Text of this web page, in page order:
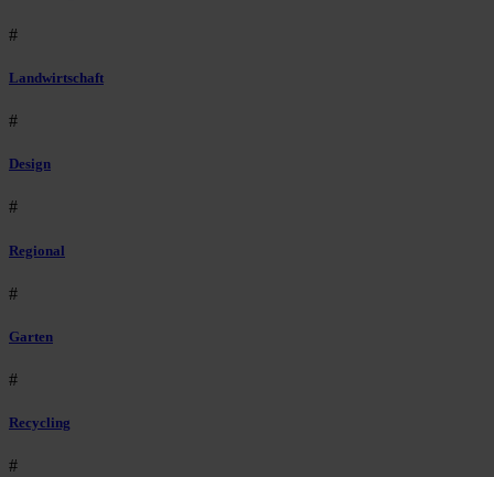
#
Landwirtschaft
#
Design
#
Regional
#
Garten
#
Recycling
#